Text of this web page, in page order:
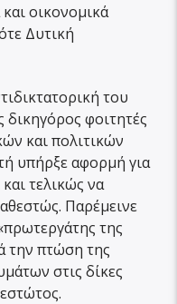
οικονομικά
Δυτική
του
φοιτητές
και πολιτικών
υπήρξε αφορμή για
τελικώς να
Παρέμεινε
της
την πτώση της
στις δίκες